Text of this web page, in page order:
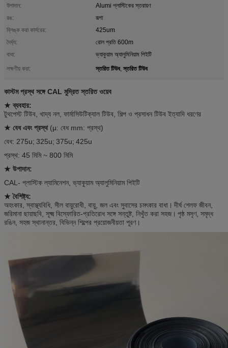
উপাদান:
Alumi প্লাস্টিকের স্তরায়ণ
রঙ:
রূপা
ব্লিঙ্ক করা কার্সরের:
425um
দৈর্ঘ্য:
রোল প্রতি 600m
বাধা:
ভ্যাকুয়াম অ্যালুমিনিয়াম পিইটি
লক্ষণীয় করা:
স্তরিত টিউব,স্তরিত টিউব
কাস্টম প্রস্থ সঙ্গে CAL মুদ্রিত স্তরিত ওয়েব
★ ব্যবহার:
টুথপেস্ট টিউব, খাদ্য নল, ফার্মাসিউটিক্যাল টিউব, শিল্প ও প্রসাধন টিউব ইত্যাদি ধরণের
★ বেধ এবং প্রস্থ(μ: বেধ mm: প্রস্থ)
বেধ: 275u; 325u; 375u; 425u
প্রস্থ: 45 মিমি ~ 800 মিমি
★ উপাদান:
CAL- প্লাস্টিক ল্যামিনেশন, ভ্যাকুয়াম অ্যালুমিনিয়াম পিইটি
★ বৈশিষ্ট্য:
অহংকার, স্বাস্থ্যবিধি, সীল বায়ুরোধী, বায়ু, জল এবং সুবাসের চমৎকার বাধা। দীর্ঘ শেলফ জীবন,
জরিমানা ছায়াছবি, সূক্ষ্ম বিস্ফোরিত-প্রতিরোধ সঙ্গে সন্তুষ্ট, নিখুঁত করা সহজ। পৃষ্ঠ মসৃণ, সমৃদ্ধ
রঙিন, সহজ স্থানান্তর, বিভিন্ন শিল্পের প্রয়োজনীয়তা পূরণ।